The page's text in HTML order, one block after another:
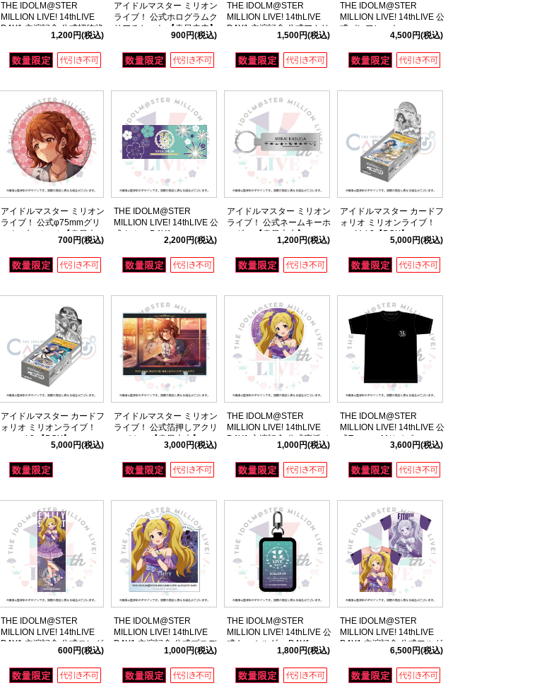
THE IDOLM@STER
MILLION LIVE! 14thLIVE
DAY1 主演記念 公式招待状
【エミリー スチュアート】
1,200円(税込)
アイドルマスター ミリオン
ライブ！ 公式ホログラムク
リアチケット 【春日未来】
900円(税込)
THE IDOLM@STER
MILLION LIVE! 14thLIVE
DAY1 主演記念 公式アクリ
ルスタンド 【エミリー スチ
ュアート】
1,500円(税込)
THE IDOLM@STER
MILLION LIVE! 14thLIVE 公
式パンフレット
4,500円(税込)
アイドルマスター ミリオン
ライブ！ 公式φ75mmグリ
ッター缶バッジ 【春日未
来】 (14thLIVE ver.)
700円(税込)
THE IDOLM@STER
MILLION LIVE! 14thLIVE 公
式タオル DAY1
2,200円(税込)
アイドルマスター ミリオン
ライブ！ 公式ネームキーホ
ルダー 【春日未来】
(14thLIVE ver.)1,200円(税込)
アイドルマスター カードフ
ォリオ ミリオンライブ！
ver. Vol.3【BOX】
5,000円(税込)
アイドルマスター カードフ
ォリオ ミリオンライブ！
ver. vol.2 【BOX】
5,000円(税込)
アイドルマスター ミリオン
ライブ！ 公式箔押しアクリ
ルパネル 【春日未来】
(14thLIVE ver.)3,000円(税込)
THE IDOLM@STER
MILLION LIVE! 14thLIVE
DAY1 主演記念 公式応援ジ
ャンボうちわ 【エミリー ス
チュアート】
1,000円(税込)
THE IDOLM@STER
MILLION LIVE! 14thLIVE 公
式Tシャツ Mサイズ
3,600円(税込)
THE IDOLM@STER
MILLION LIVE! 14thLIVE
DAY1 主演記念 公式ロング
缶バッジ 【エミリー スチュ
アート】
600円(税込)
THE IDOLM@STER
MILLION LIVE! 14thLIVE
DAY1 主演記念 公式プロデ
ュースバッジ 【エミリー ス
チュアート】
1,000円(税込)
THE IDOLM@STER
MILLION LIVE! 14thLIVE 公
式キーホルダー DAY1
1,800円(税込)
THE IDOLM@STER
MILLION LIVE! 14thLIVE
DAY1 主演記念 公式フルグ
ラフィックTシャツ 【エミ
リー スチュアート】
6,500円(税込)